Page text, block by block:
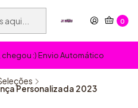
0
:) Envio Automático
Personalizada 2023